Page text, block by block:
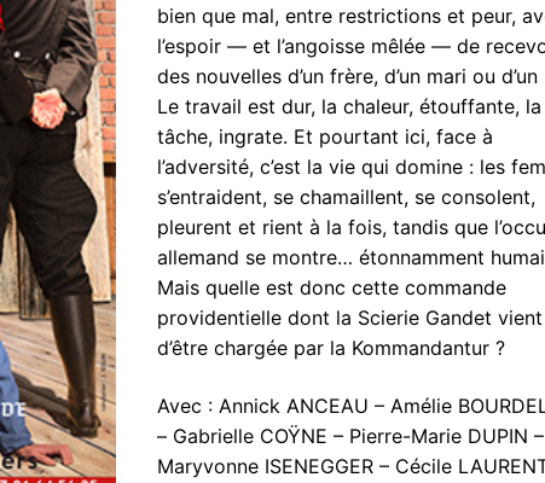
bien que mal, entre restrictions et peur,
l’espoir — et l’angoisse mêlée — de
des nouvelles d’un frère, d’un mari ou d’un
Le travail est dur, la chaleur, étouffante, la
tâche, ingrate. Et pourtant ici, face à
l’adversité, c’est la vie qui domine : les
s’entraident, se chamaillent, se consolent,
pleurent et rient à la fois, tandis que
allemand se montre… étonnamment
Mais quelle est donc cette commande
providentielle dont la Scierie Gandet vient
d’être chargée par la Kommandantur ?
Avec : Annick ANCEAU – Amélie
– Gabrielle COŸNE – Pierre-Marie DUPIN –
Maryvonne ISENEGGER – Cécile